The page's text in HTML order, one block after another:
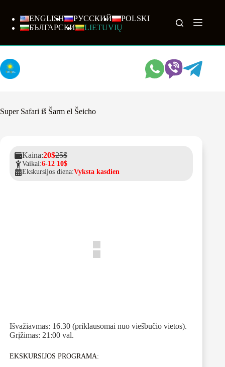
content
ENGLISH РУССКИЙ
POLSKI
БЪЛГАРСКИ
LIETUVIŲ
Super Safari iš Šarm el Šeicho
Kaina:20$25$
Vaikai:6-12 10$
Ekskursijos diena:Vyksta kasdien
Išvažiavmas: 16.30 (priklausomai nuo viešbučio vietos).
Grįžimas: 21:00 val.
EKSKURSIJOS PROGRAMA: